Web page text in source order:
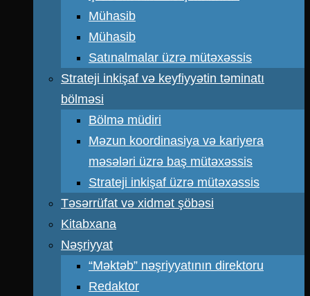
Mühasib
Mühasib
Satınalmalar üzrə mütəxəssis
Strateji inkişaf və keyfiyyətin təminatı
bölməsi
Bölmə müdiri
Məzun koordinasiya və kariyera
məsələri üzrə baş mütəxəssis
Strateji inkişaf üzrə mütəxəssis
Təsərrüfat və xidmət şöbəsi
Kitabxana
Nəşriyyat
“Məktəb” nəşriyyatının direktoru
Redaktor